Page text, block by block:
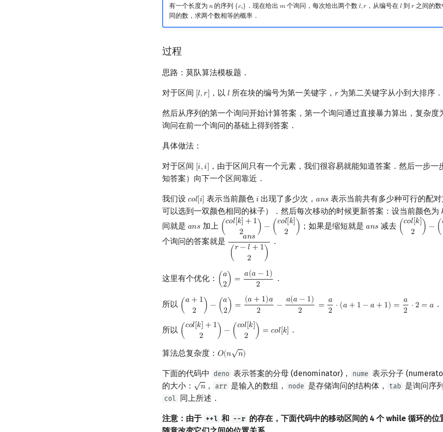
有一个长度为 𝑛
n的序列 {𝑐𝑖}
{ci} ．现在给出 𝑚
m个询问，每次给出两个数 𝑙,𝑟
l,r ，从编号在𝑙l到 𝑟
r之间的数
同的数，求两个数相等的概率．
过程
思路：莫队算法模板题．
对于区间 [𝑙,𝑟]
[l,r] ，以 𝑙l 所在块的编号为第一关键字， 𝑟
r为第二关键字从小到大排序．
然后从序列的第一个询问开始计算答案，第一个询问通过直接暴力算出，复杂度
询问在前一个询问的基础上得到答案．
具体做法：
对于区间 [𝑖,𝑖]
[i,i] ，由于区间只有一个元素，我们很容易就能知道答案．然后一步一
知答案）向下一个区间靠近．
我们设 𝑐𝑜𝑙[𝑖]
col[i 表示当前颜色 𝑖
i 出现了多少次，𝑎𝑛𝑠
ans 表示当前共有多少种可行的配
可以选到一双颜色相同的袜子）．然后每次移动的时候更新答案：设当前颜色为
间就是 𝑎𝑛𝑠
ans 加上 (𝑐𝑜𝑙[𝑘] + 1
2
) − ( 𝑐𝑜𝑙[𝑘]
2
)
(c [k]+ −( co [ 2) ；如果是缩短就是𝑎𝑛𝑠
ans 减去 (𝑐𝑜𝑙[𝑘]
2
) − (
(c l[k ]2) −(c o
个询问的答案就是
𝑎𝑛𝑠
( 𝑟−𝑙 + 1
2
)
ans(r−l+12) ．
这里有个优化： ( 𝑎
2) = 𝑎(𝑎 − 1)
2
(a2 ) a( a−1)2 ．
所以 ( 𝑎 + 1
2
) − (𝑎
2) = (𝑎 + 1)𝑎
2
− 𝑎(𝑎 − 1)
2
= 𝑎
2 ⋅ (𝑎 + 1 −𝑎 + 1) = 𝑎
2 ⋅ 2 = 𝑎
( 12 (a2) = a + )a 2−a(a−1)2 =a 2⋅(a+1−a+ )= a2 2 =a ．
所以 ( 𝑐𝑜𝑙[𝑘] + 1
2
) − ( 𝑐𝑜𝑙[𝑘]
2
) = 𝑐𝑜𝑙[𝑘]
(c [k ]+ ( co [ 2)= c o [k ] ．
算法总复杂度： 𝑂(𝑛
√
𝑛)
O(nn)
下面的代码中
deno 表示答案的分母 (denominator)， nume 表示分子
的大小：
√
𝑛
n ， arr 是输入的数组， node 是存储询问的结构体， tab 是询问序
col 同上所述．
注意：由于 ++l 和 --r 的存在，下面代码中的移动区间的 4 个 while 循环的位